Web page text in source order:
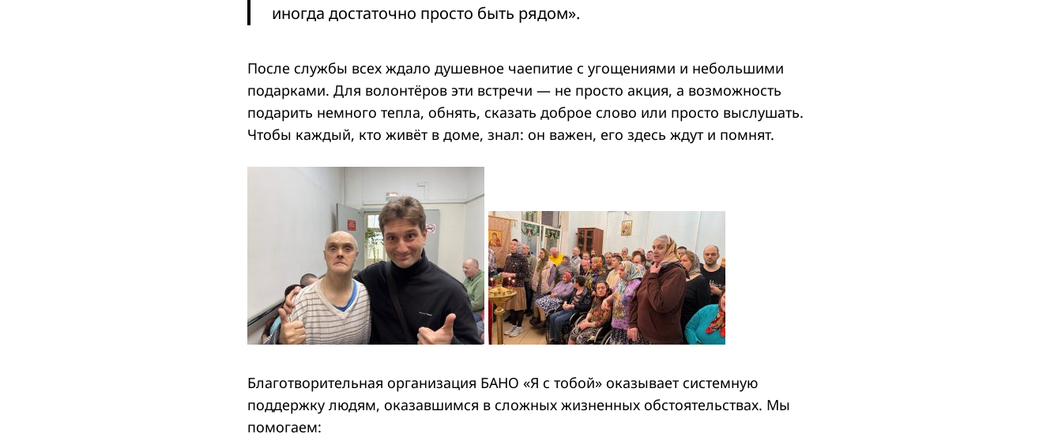
иногда достаточно просто быть рядом».
После службы всех ждало душевное чаепитие с угощениями и небольшими
подарками. Для волонтёров эти встречи — не просто акция, а возможность
подарить немного тепла, обнять, сказать доброе слово или просто выслушать.
Чтобы каждый, кто живёт в доме, знал: он важен, его здесь ждут и помнят.
Благотворительная организация БАНО «Я с тобой» оказывает системную
поддержку людям, оказавшимся в сложных жизненных обстоятельствах. Мы
помогаем: